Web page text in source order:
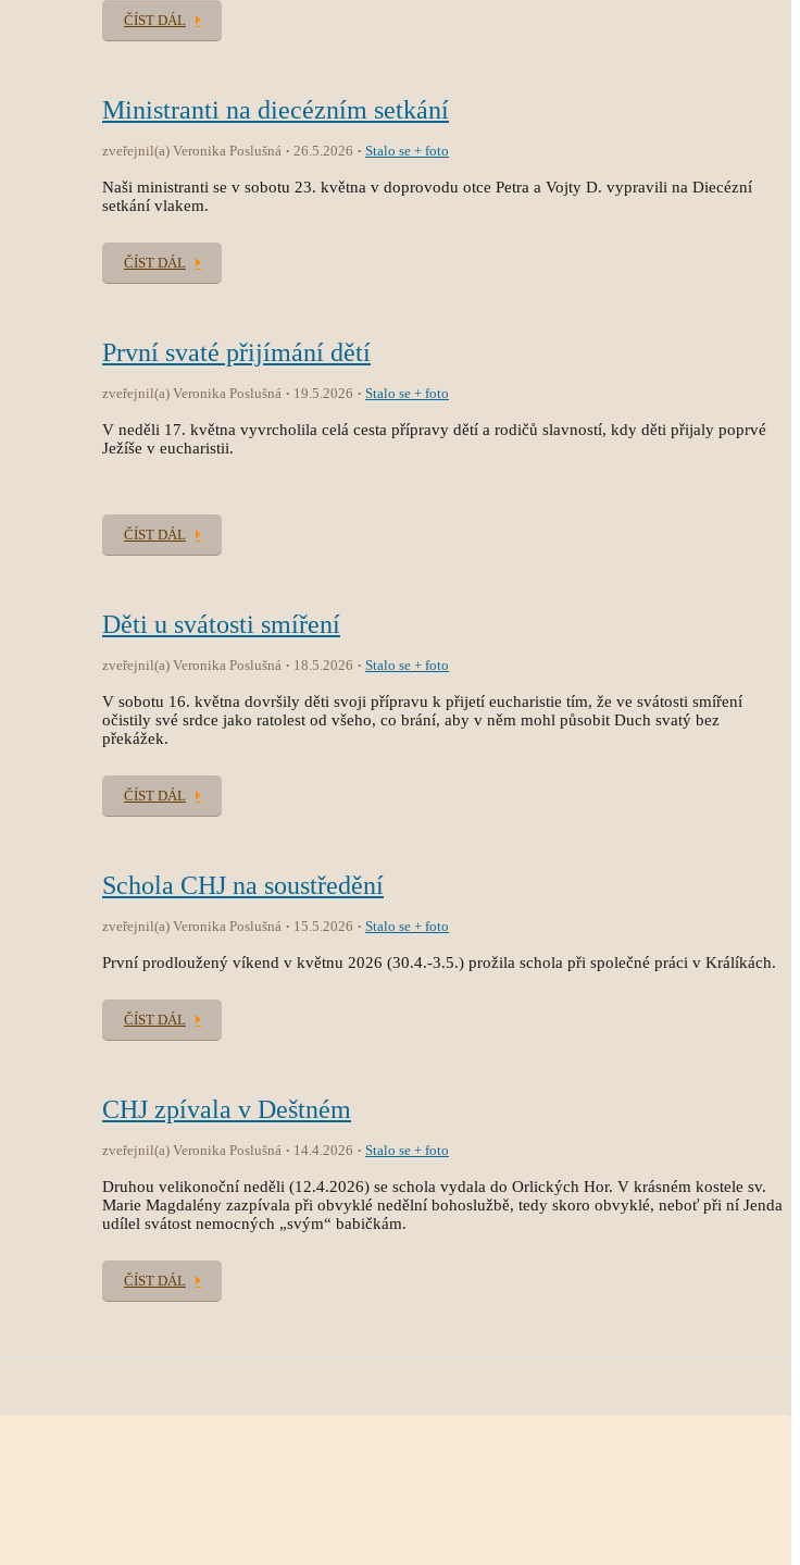
ČÍST DÁL
Ministranti na diecézním setkání
zveřejnil(a) Veronika Poslušná 26.5.2026 Stalo se + foto
Naši ministranti se v sobotu 23. května v doprovodu otce Petra a Vojty D. vypravili na Diecézní
setkání vlakem.
ČÍST DÁL
První svaté přijímání dětí
zveřejnil(a) Veronika Poslušná 19.5.2026 Stalo se + foto
V neděli 17. května vyvrcholila celá cesta přípravy dětí a rodičů slavností, kdy děti přijaly poprvé
Ježíše v eucharistii.
ČÍST DÁL
Děti u svátosti smíření
zveřejnil(a) Veronika Poslušná 18.5.2026 Stalo se + foto
V sobotu 16. května dovršily děti svoji přípravu k přijetí eucharistie tím, že ve svátosti smíření
očistily své srdce jako ratolest od všeho, co brání, aby v něm mohl působit Duch svatý bez
překážek.
ČÍST DÁL
Schola CHJ na soustředění
zveřejnil(a) Veronika Poslušná 15.5.2026 Stalo se + foto
První prodloužený víkend v květnu 2026 (30.4.-3.5.) prožila schola při společné práci v Králíkách.
ČÍST DÁL
CHJ zpívala v Deštném
zveřejnil(a) Veronika Poslušná 14.4.2026 Stalo se + foto
Druhou velikonoční neděli (12.4.2026) se schola vydala do Orlických Hor. V krásném kostele sv.
Marie Magdalény zazpívala při obvyklé nedělní bohoslužbě, tedy skoro obvyklé, neboť při ní Jenda
udílel svátost nemocných „svým“ babičkám.
ČÍST DÁL